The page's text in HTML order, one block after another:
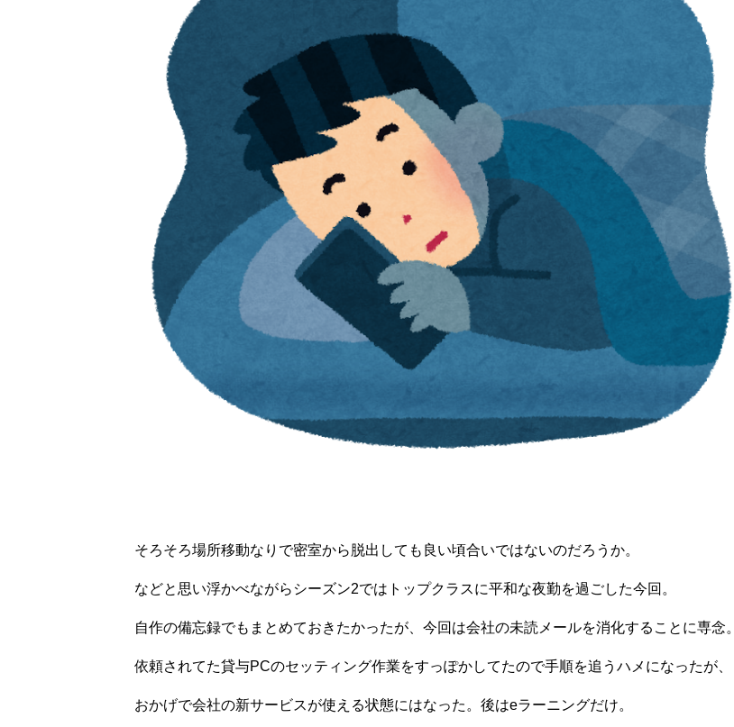
そろそろ場所移動なりで密室から脱出しても良い頃合いではないのだろうか。
などと思い浮かべながらシーズン2ではトップクラスに平和な夜勤を過ごした今回。
自作の備忘録でもまとめておきたかったが、今回は会社の未読メールを消化することに専念。
依頼されてた貸与PCのセッティング作業をすっぽかしてたので手順を追うハメになったが、
おかげで会社の新サービスが使える状態にはなった。後はeラーニングだけ。